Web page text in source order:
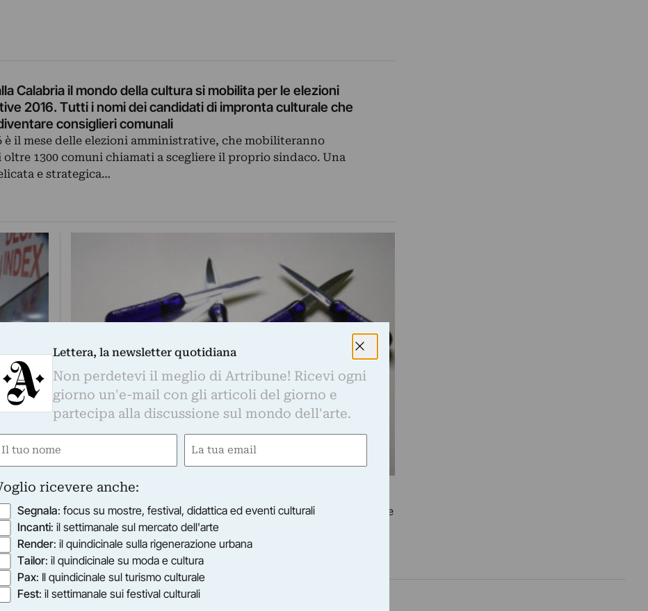
Calabria il mondo della cultura si mobilita per le elezioni
2016. Tutti i nomi dei candidati di impronta culturale che
consiglieri comunali
è il mese delle elezioni amministrative, che mobiliteranno
1300 comuni chiamati a scegliere il proprio sindaco. Una
e strategica…
Tutti a casa
Pareti & pareri in una collettiva che fa il punto sul vivere e
sull’abitare. L’indirizzo?…
di Anita Pepe
Lettera, la newsletter quotidiana
Non perdetevi il meglio di Artribune! Ricevi ogni
giorno un'e-mail con gli articoli del giorno e
partecipa alla discussione sul mondo dell'arte.
Nome
Email
ricevere anche:
Segnala: focus su mostre, festival, didattica ed eventi culturali
Incanti: il settimanale sul mercato dell'arte
Render: il quindicinale sulla rigenerazione urbana
Tailor: il quindicinale su moda e cultura
Pax: Il quindicinale sul turismo culturale
Fest: il settimanale sui festival culturali